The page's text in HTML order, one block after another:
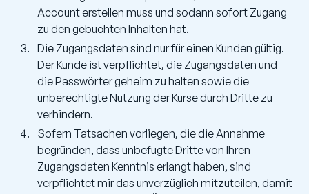
Account erstellen muss und sodann sofort Zugang
zu den gebuchten Inhalten hat.
Die Zugangsdaten sind nur für einen Kunden gültig.
Der Kunde ist verpflichtet, die Zugangsdaten und
die Passwörter geheim zu halten sowie die
unberechtigte Nutzung der Kurse durch Dritte zu
verhindern.
Sofern Tatsachen vorliegen, die die Annahme
begründen, dass unbefugte Dritte von Ihren
Zugangsdaten Kenntnis erlangt haben, sind
verpflichtet mir das unverzüglich mitzuteilen, damit